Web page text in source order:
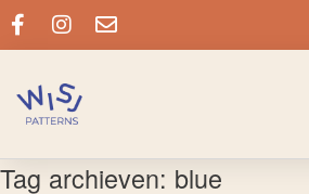
Tag archieven: blue